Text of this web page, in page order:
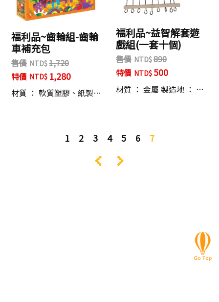
福利品~齒輪組-齒輪
車補充包
售價
1,720
特價
1,280
材質 ： 軟質塑膠、紙製…
福利品~益智解套遊
戲組(一套十個)
售價
890
特價
500
材質 ： 金屬 製造地 ： …
1 2 3 4 5 6 7